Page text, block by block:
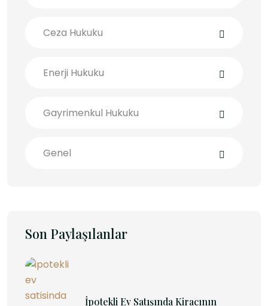
Ceza Hukuku
Enerji Hukuku
Gayrimenkul Hukuku
Genel
Son Paylaşılanlar
İpotekli Ev Satışında Kiracının